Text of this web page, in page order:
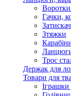
Воротки
Гачки,
Зтяжки
Трос
Держак для
Товари для
Іграшки